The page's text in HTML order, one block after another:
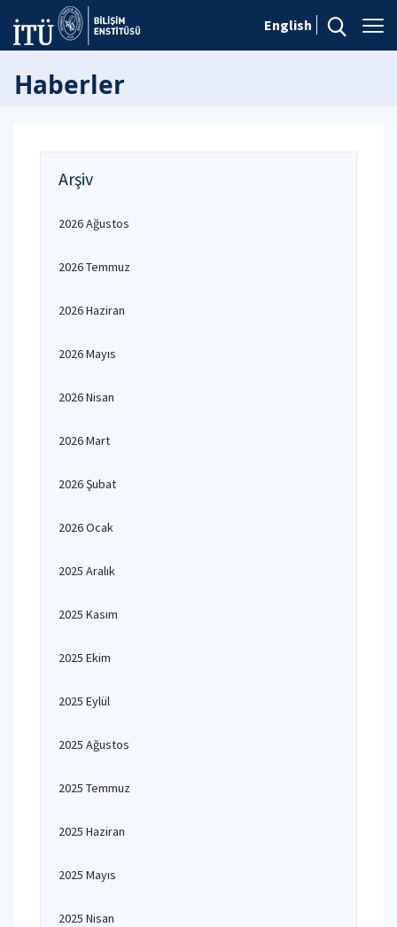
English
Haberler
Arşiv
2026 Ağustos
2026 Temmuz
2026 Haziran
2026 Mayıs
2026 Nisan
2026 Mart
2026 Şubat
2026 Ocak
2025 Aralık
2025 Kasım
2025 Ekim
2025 Eylül
2025 Ağustos
2025 Temmuz
2025 Haziran
2025 Mayıs
2025 Nisan